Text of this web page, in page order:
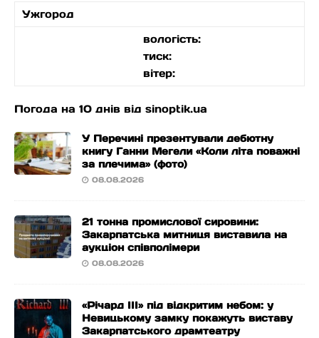
Ужгород
вологість:
тиск:
вітер:
Погода на 10 днів від sinoptik.ua
У Перечині презентували дебютну
книгу Ганни Мегели «Коли літа поважні
за плечима» (фото)
08.08.2026
21 тонна промислової сировини:
Закарпатська митниця виставила на
аукціон співполімери
08.08.2026
«Річард ІІІ» під відкритим небом: у
Невицькому замку покажуть виставу
Закарпатського драмтеатру